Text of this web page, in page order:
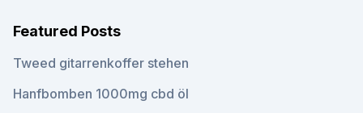
Featured Posts
Tweed gitarrenkoffer stehen
Hanfbomben 1000mg cbd öl